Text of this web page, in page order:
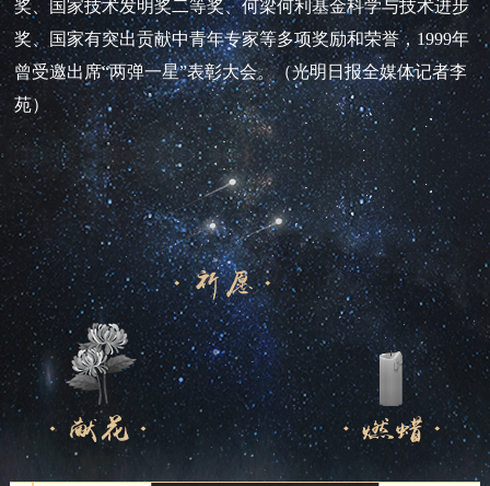
奖、国家技术发明奖二等奖、何梁何利基金科学与技术进步
奖、国家有突出贡献中青年专家等多项奖励和荣誉，1999年
曾受邀出席“两弹一星”表彰大会。（光明日报全媒体记者李
苑）